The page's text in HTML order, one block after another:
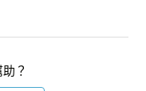
？